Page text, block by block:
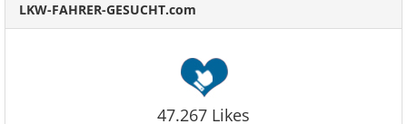
LKW-FAHRER-GESUCHT.com
47.267 Likes